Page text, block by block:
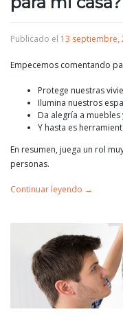
Publicado el 13 septiembre,
Empecemos comentando
Protege nuestras
Ilumina nuestros
Da alegría a muebles
Y hasta es
En resumen, juega un rol
personas.
Continuar leyendo →